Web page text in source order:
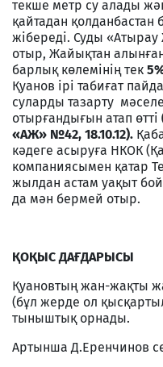
текше метр су алады
қайтадан
жібереді. Суды
отыр, Жайықтан
барлық көлемінің тек
Қуанов ірі табиғат
суларды тазарту
отырғандығын атап өтті
«АЖ» №42, 18.10.12).
кәдеге асыруға НКОК
компаниясымен қатар
жылдан астам уақыт
да мән бермей отыр.
ҚОҚЫС ДАҒДАРЫСЫ
Қуановтың жан-жақты
(бұл жерде ол
тыныштық орнады.
Артынша Д.Еренчинов